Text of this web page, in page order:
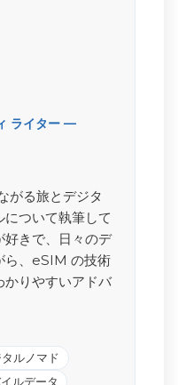
ライター —
がる旅とデジタ
ついて執筆して
好きで、日々のデ
ら、eSIM の技術
かりやすいアドバ
ルノマド
ルデータ